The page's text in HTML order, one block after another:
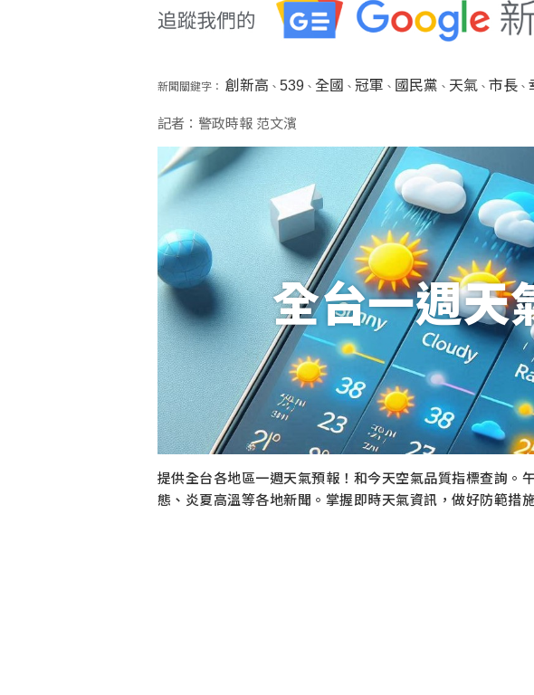
新聞關鍵字： 創新高 、 539、 全國 、 冠軍 、 國民黨 、 天氣、 市長、
記者：警政時報 范文濱
全台一週天
提供全台各地區一週天氣預報！和今天空氣品質指標查詢。
態、炎夏高溫等各地新聞。掌握即時天氣資訊，做好防範措